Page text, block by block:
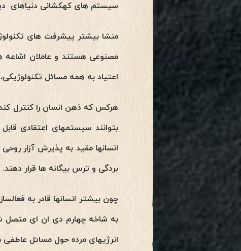
سیستم های کهکشانی دنیاهای
منشا بیشتر پیشرفت های
مصنوعی هستند و عاملان اشاعه
اعتیاد به همه مسائل
هرکس که ذهن انسان را کنترل
بتوانند سیستمهای اعتقادی
انسانها مقید به پذیرش آزار
بردگی و ترس بیگانه ها قرار
چون بیشتر انسانها قادر به
به شاخه چهارم دی ان ای متصل
انرژیهای مرده حول مسائل